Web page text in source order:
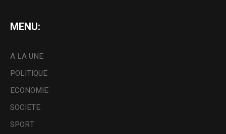
MENU:
A LA UNE
POLITIQUE
ECONOMIE
SOCIETE
SPORT